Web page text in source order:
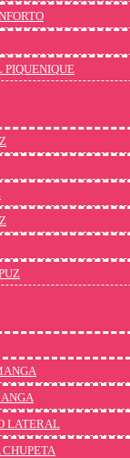
PIQUENIQUE
LATERAL